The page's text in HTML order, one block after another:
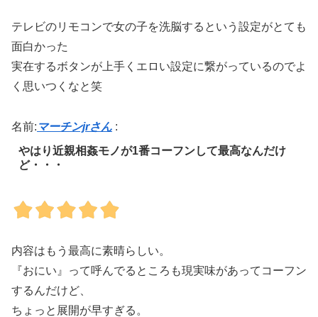
テレビのリモコンで女の子を洗脳するという設定がとても
面白かった
実在するボタンが上手くエロい設定に繋がっているのでよ
く思いつくなと笑
名前: マーチンjrさん :
やはり近親相姦モノが1番コーフンして最高なんだけ
ど・・・
内容はもう最高に素晴らしい。
『おにい』って呼んでるところも現実味があってコーフン
するんだけど、
ちょっと展開が早すぎる。